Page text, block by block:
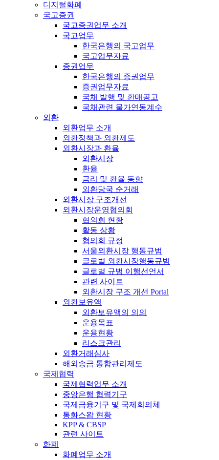
디지털화폐
국고증권
국고증권업무 소개
국고업무
한국은행의 국고업무
국고업무자료
증권업무
한국은행의 증권업무
증권업무자료
국채 발행 및 환매공고
국채관련 물가연동계수
외환
외환업무 소개
외환정책과 외환제도
외환시장과 환율
외환시장
환율
금리 및 환율 동향
외환당국 순거래
외환시장 구조개선
외환시장운영협의회
협의회 현황
활동 상황
협의회 규정
서울외환시장 행동규범
글로벌 외환시장행동규범
글로벌 규범 이행선언서
관련 사이트
외환시장 구조 개선 Portal
외환보유액
외환보유액의 의의
운용목표
운용현황
리스크관리
외환거래심사
해외송금 통합관리제도
국제협력
국제협력업무 소개
중앙은행 협력기구
국제금융기구 및 국제회의체
통화스왑 현황
KPP & CBSP
관련 사이트
화폐
화폐업무 소개